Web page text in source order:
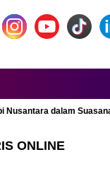
dalam
ONLINE